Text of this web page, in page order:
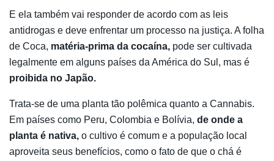
E ela também vai responder de acordo com as leis
antidrogas e deve enfrentar um processo na justiça. A folha
de Coca, matéria-prima da cocaína, pode ser cultivada
legalmente em alguns países da América do Sul, mas é
proibida no Japão.
Trata-se de uma planta tão polêmica quanto a Cannabis.
Em países como Peru, Colombia e Bolívia, de onde a
planta é nativa, o cultivo é comum e a população local
aproveita seus benefícios, como o fato de que o chá é